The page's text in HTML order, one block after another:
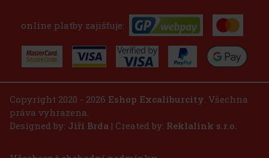
online platby zajišťuje:
Copyright 2020 - 2026 Eshop Excaliburcity. Všechna
práva vyhrazena.
Designed by: Jiří Brda | Created by: Reklalink s.r.o.